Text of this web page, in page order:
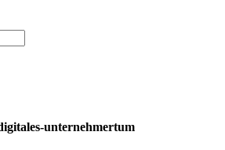
unternehmertum